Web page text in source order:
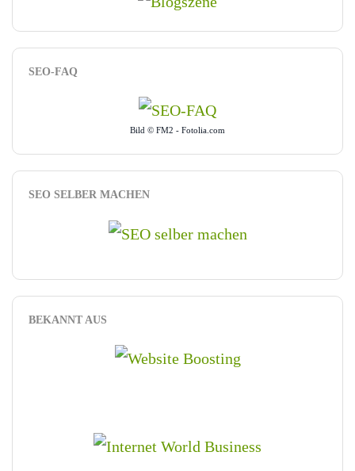
SEO-FAQ
Bild © FM2 - Fotolia.com
SEO SELBER MACHEN
BEKANNT AUS